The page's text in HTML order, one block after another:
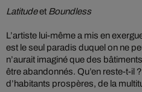
Latitudeet Boundless
L’artiste lui-même a mis en
est le seul paradis duquel on ne
n’aurait imaginé que des
être abandonnés. Qu’en reste-t-il
d’habitants prospères, de la